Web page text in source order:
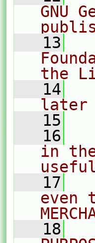
GNU
   13
the
   14
later
   15
   16
in
   17
even
   18